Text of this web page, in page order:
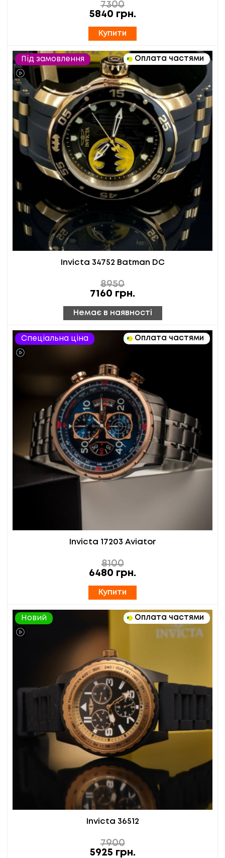
7300
5840 грн.
Купити
Під замовлення Оплата частями
Invicta 34752 Batman DC
8950
7160 грн.
Немає в наявності
Спеціальна ціна Оплата частями
Invicta 17203 Aviator
8100
6480 грн.
Купити
Новий Оплата частями
Invicta 36512
7900
5925 грн.